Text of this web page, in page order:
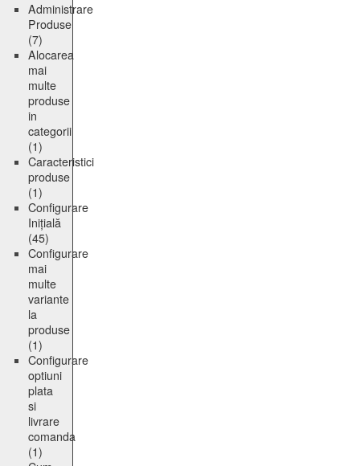
Administrare
Produse
(7)
Alocarea
mai
multe
produse
in
categorii
(1)
Caracteristici
produse
(1)
Configurare
Inițială
(45)
Configurare
mai
multe
variante
la
produse
(1)
Configurare
optiuni
plata
si
livrare
comanda
(1)